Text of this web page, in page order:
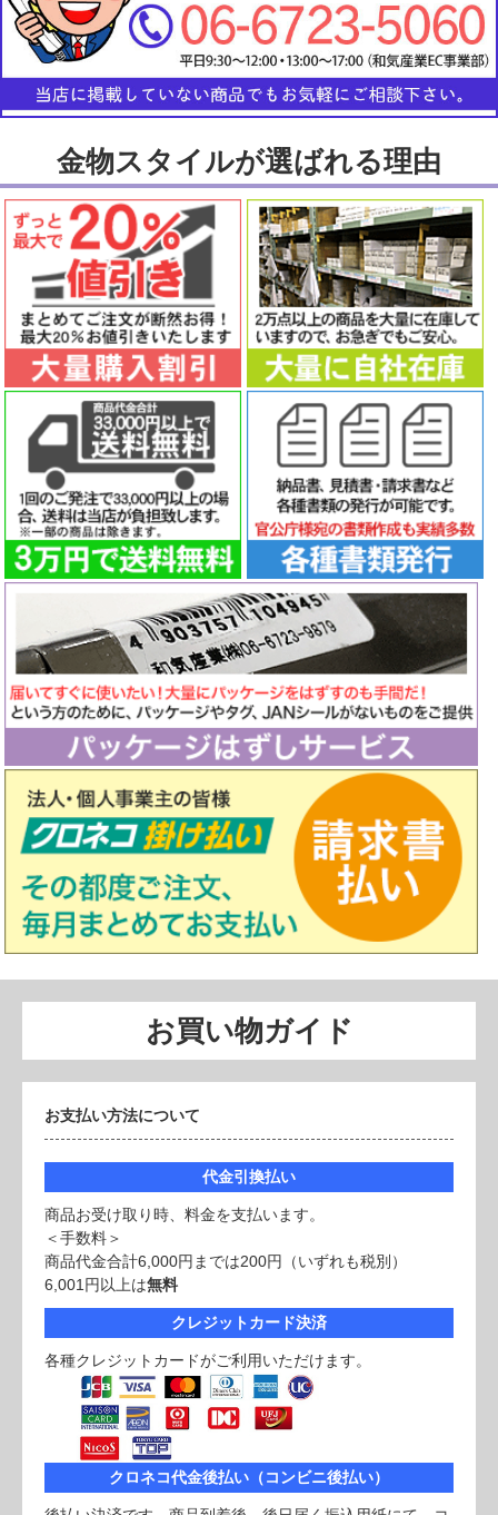
金物スタイルが選ばれる理由
お買い物ガイド
お支払い方法について
代金引換払い
商品お受け取り時、料金を支払います。
＜手数料＞
商品代金合計6,000円までは200円（いずれも税別）
6,001円以上は無料
クレジットカード決済
各種クレジットカードがご利用いただけます。
クロネコ代金後払い（コンビニ後払い）